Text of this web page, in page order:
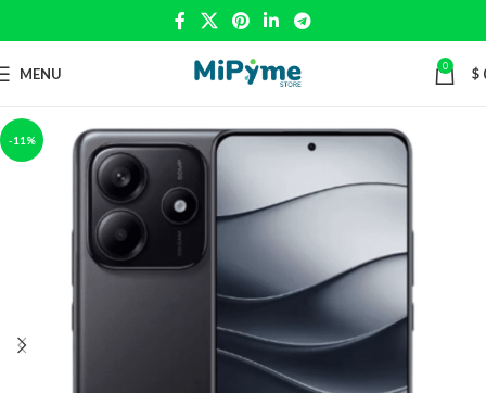
MENU 0 $
-11%